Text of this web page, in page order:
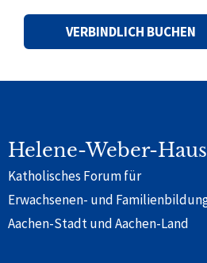
Helene-Weber-Haus
Katholisches Forum für
Erwachsenen- und
Aachen-Stadt und Aachen-Land